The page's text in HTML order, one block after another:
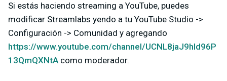
Si estás haciendo streaming a YouTube, puedes
modificar Streamlabs yendo a tu YouTube Studio ->
Configuración -> Comunidad y agregando
https://www.youtube.com/channel/UCNL8jaJ9hId96P
13QmQXNtAcomo moderador.